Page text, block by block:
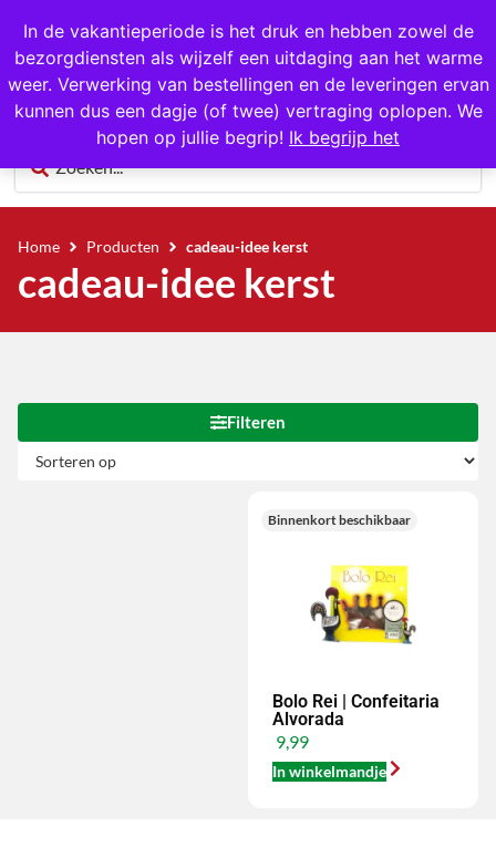
In de vakantieperiode is het druk en hebben zowel de
bezorgdiensten als wijzelf een uitdaging aan het warme
weer. Verwerking van bestellingen en de leveringen ervan
kunnen dus een dagje (of twee) vertraging oplopen. We
hopen op jullie begrip! Ik begrijp het
1000+ producten op voorraad
0
Home Producten cadeau-idee kerst
cadeau-idee kerst
Filteren
Binnenkort beschikbaar
Bolo Rei | Confeitaria
Alvorada
9,99
In winkelmandje